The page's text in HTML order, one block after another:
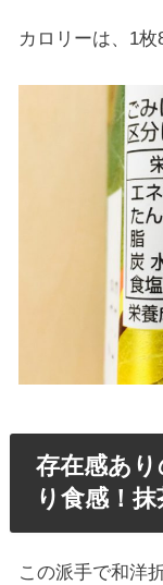
カロリーは、1枚
存在感あ
り食感！抹
この派手で和洋